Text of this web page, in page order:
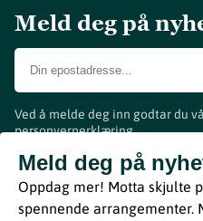
Meld deg på
Ved å melde deg inn godtar du
personvernerklæring.
Meld deg på
Oppdag mer! Motta skjulte
spennende arrangementer.
www.visitvestfold.com
Turistinformasjon
Vestfold